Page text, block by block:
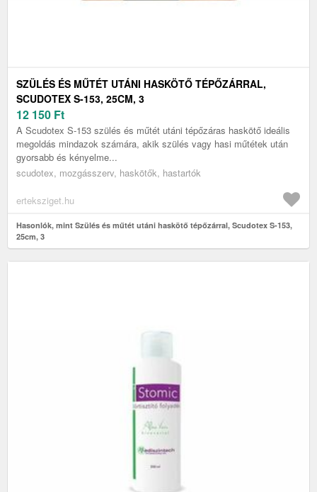
SZÜLÉS ÉS MŰTÉT UTÁNI HASKÖTŐ TÉPŐZÁRRAL,
SCUDOTEX S-153, 25CM, 3
12 150 Ft
A Scudotex S-153 szülés és műtét utáni tépőzáras haskötő ideális
megoldás mindazok számára, akik szülés vagy hasi műtétek után
gyorsabb és kényelme...
scudotex, mozgásszerv, haskötők, hastartók
erteksziget.hu
Hasonlók, mint Szülés és műtét utáni haskötő tépőzárral, Scudotex S-153,
25cm, 3